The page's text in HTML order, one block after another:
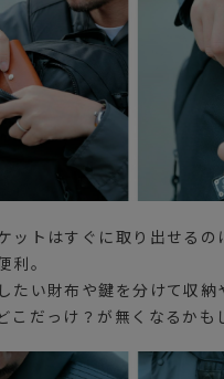
ットはすぐに取り出せるの
利。
たい財布や鍵を分けて収納
こだっけ？が無くなるかも